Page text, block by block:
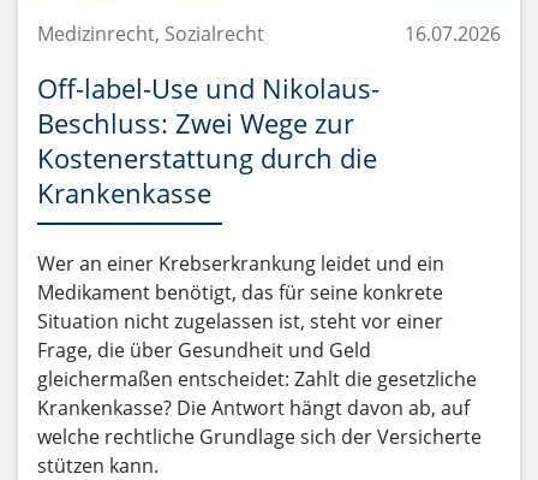
Medizinrecht, Sozialrecht 16.07.2026
Off-label-Use und Nikolaus-
Beschluss: Zwei Wege zur
Kostenerstattung durch die
Krankenkasse
Wer an einer Krebserkrankung leidet und ein
Medikament benötigt, das für seine konkrete
Situation nicht zugelassen ist, steht vor einer
Frage, die über Gesundheit und Geld
gleichermaßen entscheidet: Zahlt die gesetzliche
Krankenkasse? Die Antwort hängt davon ab, auf
welche rechtliche Grundlage sich der Versicherte
stützen kann.